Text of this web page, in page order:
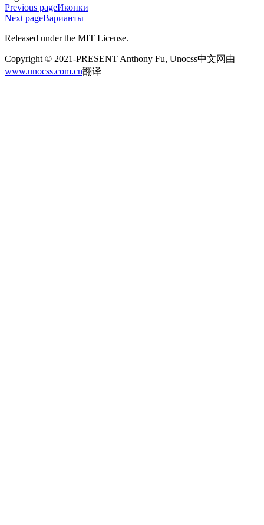
Previous pageИконки
Next pageВарианты
Released under the MIT License.
Copyright © 2021-PRESENT Anthony Fu, Unocss中文网由
www.unocss.com.cn翻译